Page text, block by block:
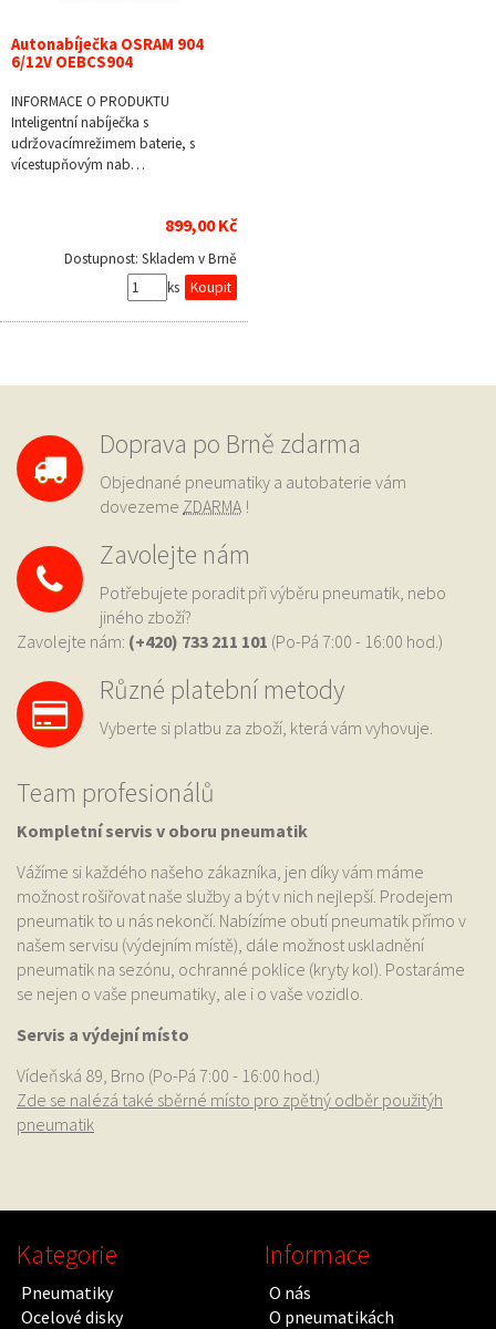
Autonabíječka OSRAM 904
6/12V OEBCS904
INFORMACE O PRODUKTU
Inteligentní nabíječka s
udržovacímrežimem baterie, s
vícestupňovým nab…
899,00 Kč
Dostupnost: Skladem v Brně
ks
Doprava po Brně zdarma
Objednané pneumatiky a autobaterie vám
dovezeme ZDARMA !
Zavolejte nám
Potřebujete poradit při výběru pneumatik, nebo
jiného zboží?
Zavolejte nám: (+420) 733 211 101 (Po-Pá 7:00 - 16:00 hod.)
Různé platební metody
Vyberte si platbu za zboží, která vám vyhovuje.
Team profesionálů
Kompletní servis v oboru pneumatik
Vážíme si každého našeho zákazníka, jen díky vám máme
možnost rošiřovat naše služby a být v nich nejlepší. Prodejem
pneumatik to u nás nekončí. Nabízíme obutí pneumatik přímo v
našem servisu (výdejním místě), dále možnost uskladnění
pneumatik na sezónu, ochranné poklice (kryty kol). Postaráme
se nejen o vaše pneumatiky, ale i o vaše vozidlo.
Servis a výdejní místo
Vídeňská 89, Brno (Po-Pá 7:00 - 16:00 hod.)
Zde se nalézá také sběrné místo pro zpětný odběr použitýh
pneumatik
Kategorie
Pneumatiky
Ocelové disky
Informace
O nás
O pneumatikách